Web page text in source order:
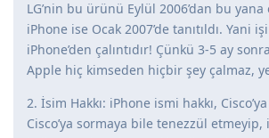
LG’nin bu ürünü Eylül 2006’dan bu yana
iPhone ise Ocak 2007’de tanıtıldı. Yani
iPhone’den çalıntıdır! Çünkü 3-5 ay
Apple hiç kimseden hiçbir şey çalmaz,
2. İsim Hakkı: iPhone ismi hakkı,
Cisco’ya sormaya bile tenezzül